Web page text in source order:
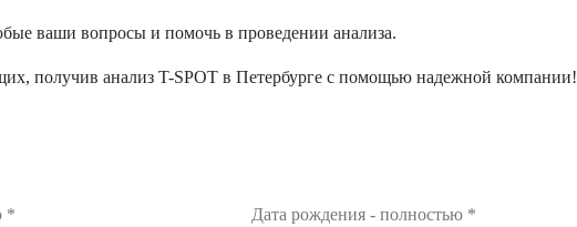
ваши вопросы и помочь в проведении анализа.
получив анализ T-SPOT в Петербурге с помощью надежной компании!
* Дата рождения - полностью *